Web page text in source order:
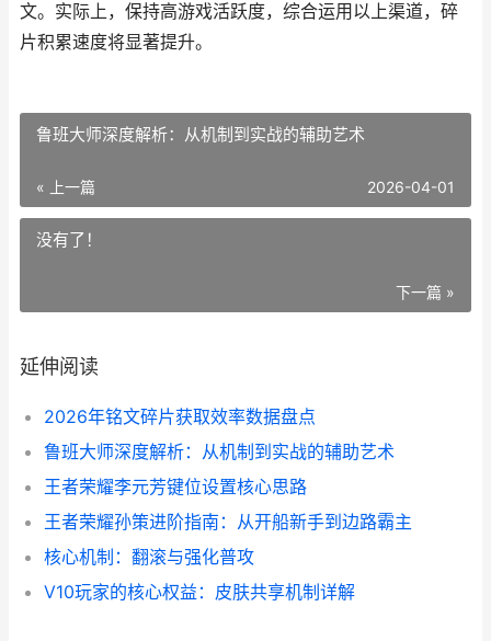
文。实际上，保持高游戏活跃度，综合运用以上渠道，碎
片积累速度将显著提升。
鲁班大师深度解析：从机制到实战的辅助艺术
« 上一篇 2026-04-01
没有了！
下一篇 »
延伸阅读
2026年铭文碎片获取效率数据盘点
鲁班大师深度解析：从机制到实战的辅助艺术
王者荣耀李元芳键位设置核心思路
王者荣耀孙策进阶指南：从开船新手到边路霸主
核心机制：翻滚与强化普攻
V10玩家的核心权益：皮肤共享机制详解